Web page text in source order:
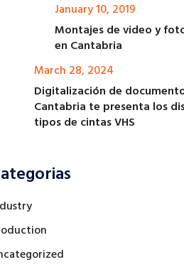
January 10, 2019
Montajes de video y
en Cantabria
March 28, 2024
Digitalización de
Cantabria te presenta los
tipos de cintas VHS